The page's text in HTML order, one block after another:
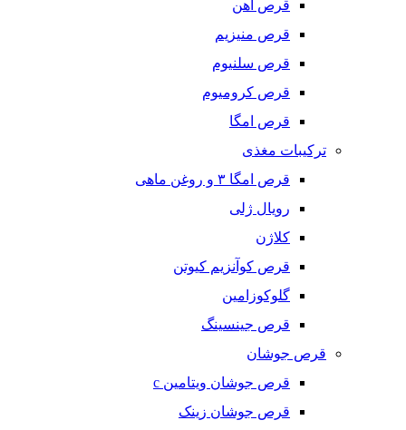
قرص آهن
قرص منیزیم
قرص سلنیوم
قرص کرومیوم
قرص امگا
ترکیبات مغذی
قرص امگا ٣ و روغن ماهی
رویال ژلی
کلاژن
قرص کوآنزیم کیوتن
گلوکوزامین
قرص جینسینگ
قرص جوشان
قرص جوشان ویتامین c
قرص جوشان زینک